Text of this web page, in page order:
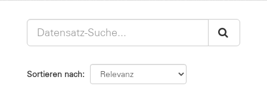
Sortieren nach